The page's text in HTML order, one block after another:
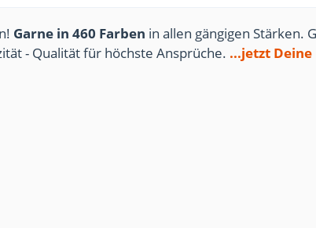
Garne in 460 Farben in allen gängigen Stärken.
- Qualität für höchste Ansprüche. ...jetzt